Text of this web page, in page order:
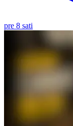
pre 8 sati